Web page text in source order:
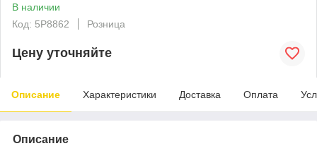
В наличии
Код: 5P8862
Розница
Цену уточняйте
Описание Характеристики Доставка Оплата
Описание